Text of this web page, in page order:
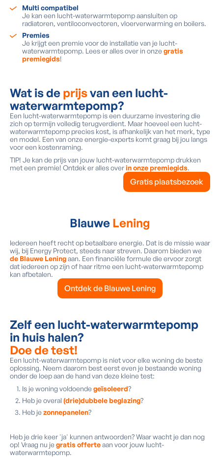
Multi compatibel
Je kan een lucht-waterwarmtepomp aansluiten op
radiatoren, ventiloconvectoren, vloerverwarming en boilers.
Premies
Je krijgt een premie voor de installatie van je lucht-
waterwarmtepomp. Lees er alles over in onze gratis
premiegids!
Wat is de prijsvan een lucht-
waterwarmtepomp?
Een lucht-waterwarmtepomp is een duurzame investering die
zich op termijn volledig terugverdient. Maar hoeveel een lucht-
waterwarmtepomp precies kost, is afhankelijk van het merk, type
en model. Een van onze energie-experts komt graag bij jou langs
voor een kostenraming.
TIP! Je kan de prijs van jouw lucht-waterwarmtepomp drukken
met een premie! Ontdek er alles overin onze premiegids.
Gratis plaatsbezoek
Blauwe Lening
Iedereen heeft recht op betaalbare energie. Dat is de missie waar
wij, bij Energy Protect, steeds naar streven. Daarom bieden we
de Blauwe Leningaan. Een financiële formule die ervoor zorgt
dat iedereen op zijn of haar ritme een lucht-waterwarmtepomp
kan afbetalen.
Ontdek de Blauwe Lening
Zelf een lucht-waterwarmtepomp
in huis halen?
Doe de test!
Een lucht-waterwarmtepomp is niet voor elke woning de beste
oplossing. Neem daarom best eerst even je bestaande woning
onder de loep aan de hand van deze kleine test:
Is je woning voldoende geïsoleerd?
Heb je overal (drie)dubbele beglazing?
Heb je zonnepanelen?
Heb je drie keer 'ja' kunnen antwoorden? Waar wacht je dan nog
op! Vraag nu je gratis offerteaan voor jouw lucht-
waterwarmtepomp.